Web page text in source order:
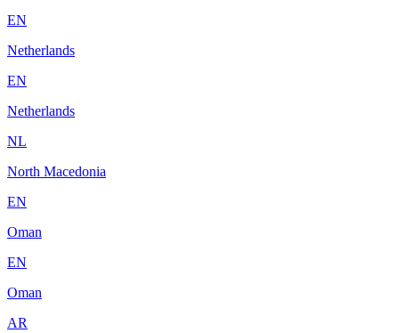
EN
Netherlands
EN
Netherlands
NL
North Macedonia
EN
Oman
EN
Oman
AR